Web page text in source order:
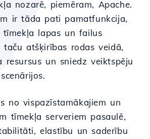
nozarē, piemēram, Apache.
ir tāda pati pamatfunkcija,
lapas un failus
taču atšķirības rodas veidā,
resursus un sniedz veiktspēju
no vispazīstamākajiem un
tīmekļa serveriem pasaulē,
elastību un saderību